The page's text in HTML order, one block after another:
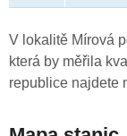
V lokalitě Mírová
která by měřila
republice najdete